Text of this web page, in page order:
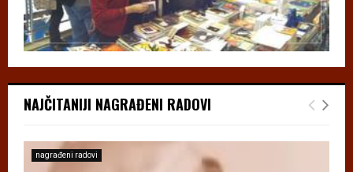
NAJČITANIJI NAGRAĐENI RADOVI
nagrađeni radovi